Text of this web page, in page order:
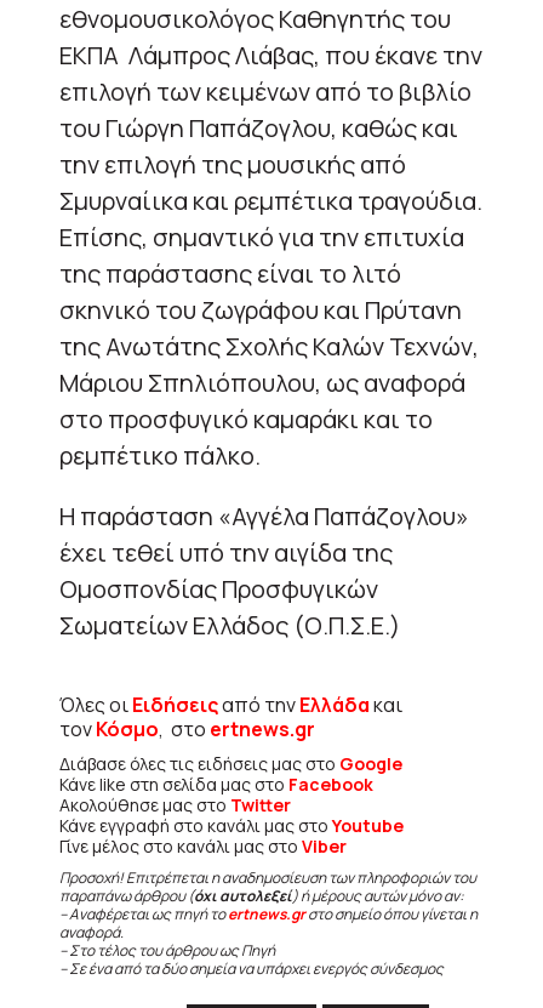
εθνομουσικολόγος Καθηγητής του
ΕΚΠΑ Λάμπρος Λιάβας, που έκανε την
επιλογή των κειμένων από το βιβλίο
του Γιώργη Παπάζογλου, καθώς και
την επιλογή της μουσικής από
Σμυρναίικα και ρεμπέτικα τραγούδια.
Επίσης, σημαντικό για την επιτυχία
της παράστασης είναι το λιτό
σκηνικό του ζωγράφου και Πρύτανη
της Ανωτάτης Σχολής Καλών Τεχνών,
Μάριου Σπηλιόπουλου, ως αναφορά
στο προσφυγικό καμαράκι και το
ρεμπέτικο πάλκο.
Η παράσταση «Αγγέλα Παπάζογλου»
έχει τεθεί υπό την αιγίδα της
Ομοσπονδίας Προσφυγικών
Σωματείων Ελλάδος (Ο.Π.Σ.Ε.)
Όλες οιΕιδήσειςαπό τηνΕλλάδακαι
τονΚόσμο, στο ertnews.gr
Διάβασε όλες τις ειδήσεις μας στο Google
Κάνε like στη σελίδα μας στο Facebook
Ακολούθησε μας στο Twitter
Κάνε εγγραφή στο κανάλι μας στοYoutube
Γίνε μέλος στο κανάλι μας στο Viber
Προσοχή! Επιτρέπεται η αναδημοσίευση των πληροφοριών του
παραπάνω άρθρου (όχι αυτολεξεί) ή μέρους αυτών μόνο αν:
– Αναφέρεται ως πηγή τοertnews.grστο σημείο όπου γίνεται η
αναφορά.
– Στο τέλος του άρθρου ως Πηγή
– Σε ένα από τα δύο σημεία να υπάρχει ενεργός σύνδεσμος